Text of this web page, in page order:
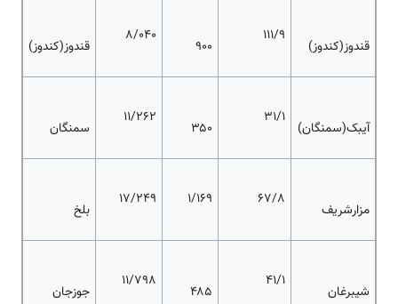
قندوز(کندوز)
111/9
۹۰۰
8/040
قندوز(کندوز)
آیبک(سمنگان)
31/1
۳۵۰
11/262
سمنگان
مزارشریف
67/8
1/169
17/249
بلخ
شیبرغان
41/1
۴۸۵
11/798
جوزجان